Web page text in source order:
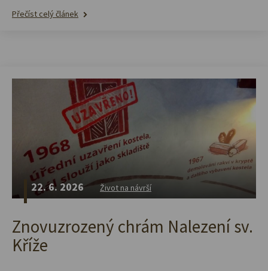
Přečíst celý článek
22. 6. 2026 Život na návrší
Znovuzrozený chrám Nalezení sv.
Kříže